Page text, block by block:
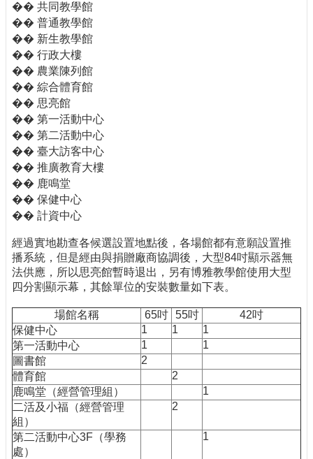
論
壇
產
業
專
欄
�� 共同教學館
�� 普通教學館
�� 新生教學館
�� 行政大樓
�� 農業陳列館
�� 綜合體育館
�� 思亮館
�� 第一活動中心
�� 第二活動中心
�� 臺大訪客中心
�� 推廣教育大樓
�� 鹿鳴堂
�� 保健中心
�� 計資中心
經過實地勘查各候選設置地點後，各場館都有意願設置推
播系統，但是經由與捐贈廠商協調後，大型84吋顯示器無
法供應，所以思亮館暫時退出，另有博雅教學館使用大型
四分割顯示幕，其餘單位的安裝數量如下表。
場館名稱 65吋 55吋
42吋
保健中心
1 1
1
第一活動中心
1
1
圖書館
2
體育館
2
鹿鳴堂（經營管理組）
1
二活及小福（經營管理
組）
2
第二活動中心3F（學務
處）
1